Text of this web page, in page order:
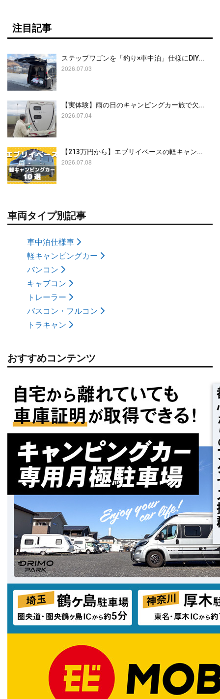
注目記事
ステップワゴンを「釣り×車中泊」仕様にDIY...
2026.07.03
【実体験】雨の日のキャンピングカー旅で欠...
2026.07.04
【213万円から】エブリイベースの軽キャン...
2026.07.08
車両タイプ別記事
車中泊仕様車
軽キャンピングカー
バンコン
キャブコン
トレーラー
バスコン・フルコン
トラキャン
おすすめコンテンツ